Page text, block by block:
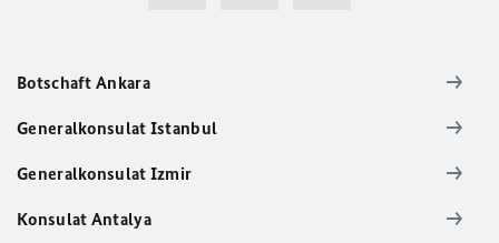
Botschaft Ankara
Generalkonsulat Istanbul
Generalkonsulat Izmir
Konsulat Antalya